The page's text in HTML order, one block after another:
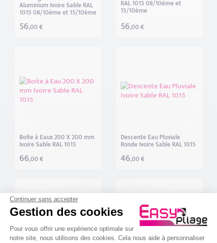
Aluminium Ivoire Sable RAL
1015 08/10ème et 15/10ème
56,00 €
RAL 1015 08/10ème et
15/10ème
56,00 €
Boîte à Eaux 200 X 200 mm
Ivoire Sable RAL 1015
66,00 €
Descente Eau Pluviale
Ronde Ivoire Sable RAL 1015
46,00 €
Continuer sans accepter
Gestion des cookies
Plateforme de Gestion du
Pour vous offrir une expérience optimale sur
notre site, nous utilisons des cookies. Cela nous aide à personnaliser